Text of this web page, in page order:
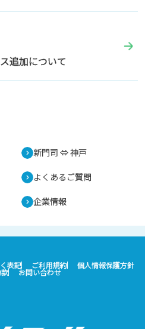
追加について
新門司 ⇔ 神戸
よくあるご質問
企業情報
表記 ご利用規約 個人情報保護方針
お問い合わせ